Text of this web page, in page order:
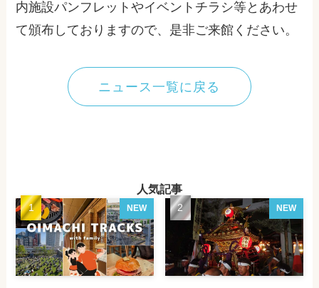
内施設パンフレットやイベントチラシ等とあわせ
て頒布しておりますので、是非ご来館ください。
ニュース一覧に戻る
人気記事
NEW NEW